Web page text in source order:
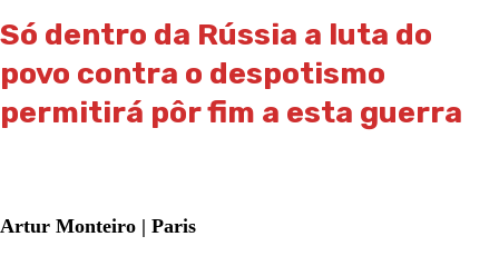
Só dentro da Rússia a luta do
povo contra o despotismo
permitirá pôr fim a esta guerra
Artur Monteiro | Paris